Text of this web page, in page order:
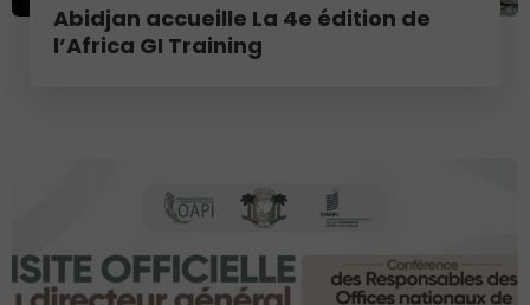
Abidjan accueille La 4e édition de
l’Africa GI Training